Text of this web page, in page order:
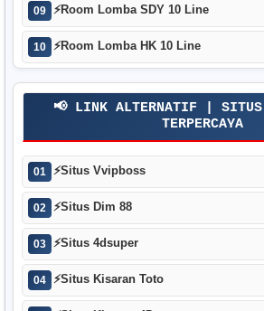
09 ⚡Room Lomba SDY 10 Line
10 ⚡Room Lomba HK 10 Line
📢 LINK ALTERNATIF | SITUS
TERPERCAYA
01 ⚡Situs Vvipboss
02 ⚡Situs Dim 88
03 ⚡Situs 4dsuper
04 ⚡Situs Kisaran Toto